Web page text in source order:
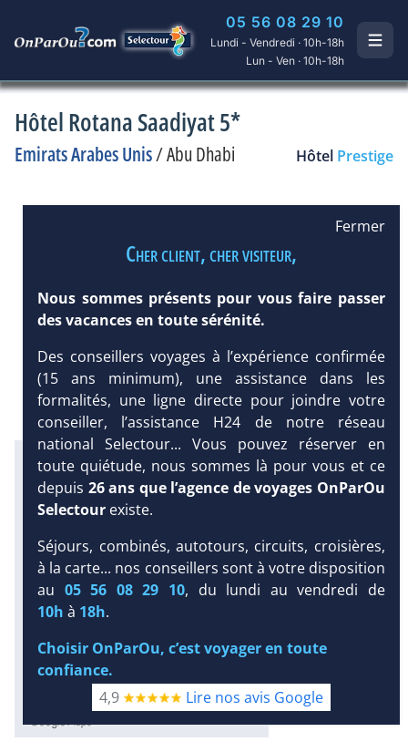
05 56 08 29 10
Lundi - Vendredi · 10h-18h
Lun - Ven · 10h-18h
Hôtel Rotana Saadiyat 5*
Emirats Arabes Unis/Abu Dhabi Hôtel Prestige
DEMANDE
D’INFORMATIONS
Infos météo :
37 °C
0 mm
32 °C
Infos plages :
Dist.Distance:
< 100 m
Longueur:
7.7 km
Équipement :
327
Tx
Infos golfs :
dont le plus proche à 4 km de
l'hôtel
Diaporama
Fermer
Cher client, cher visiteur,
Nous sommes présents pour vous faire passer
des vacances en toute sérénité.
Des conseillers voyages à l’expérience confirmée
(15 ans minimum), une assistance dans les
formalités, une ligne directe pour joindre votre
conseiller, l’assistance H24 de notre réseau
national Selectour... Vous pouvez réserver en
toute quiétude, nous sommes là pour vous et ce
depuis 26 ans que l’agence de voyages OnParOu
Selectour existe.
Séjours, combinés, autotours, circuits, croisières,
à la carte... nos conseillers sont à votre disposition
au 05 56 08 29 10, du lundi au vendredi de
10h à 18h.
Choisir OnParOu, c’est voyager en toute
confiance.
4,9
Lire nos avis Google